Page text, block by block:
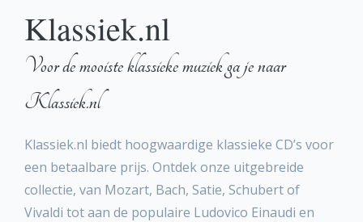
Klassiek.nl
Voor de mooiste klassieke muziek ga je naar
Klassiek.nl
Klassiek.nl biedt hoogwaardige klassieke CD’s voor
een betaalbare prijs. Ontdek onze uitgebreide
collectie, van Mozart, Bach, Satie, Schubert of
Vivaldi tot aan de populaire Ludovico Einaudi en